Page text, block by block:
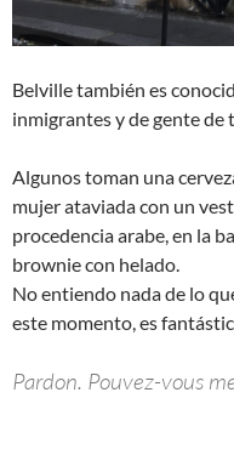
Belville también es
inmigrantes y de gente de
Algunos toman una
mujer ataviada con un
procedencia arabe, en la
brownie con helado.
No entiendo nada de lo
este momento, es
Pardon. Pouvez-vous